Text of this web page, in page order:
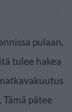
pulaan,
tulee hakea
pätee